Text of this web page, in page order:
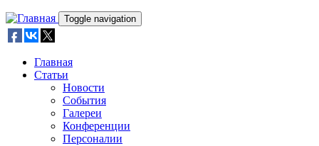
Toggle navigation
Главная
Статьи
Новости
События
Галереи
Конференции
Персоналии